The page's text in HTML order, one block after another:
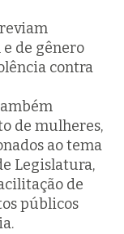
de gênero
contra
de mulheres,
ao tema
Legislatura,
de
públicos